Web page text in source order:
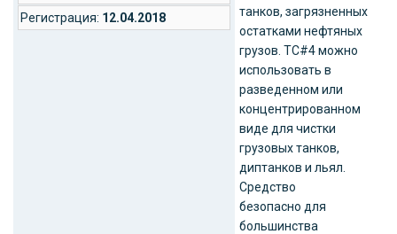
Регистрация: 12.04.2018
танков, загрязненных
остатками нефтяных
грузов. ТС#4 можно
использовать в
разведенном или
концентрированном
виде для чистки
грузовых танков,
диптанков и льял.
Средство
безопасно для
большинства